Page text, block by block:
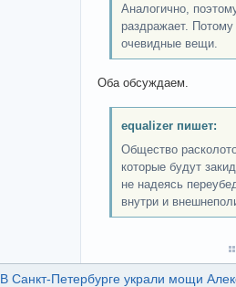
Аналогично,
раздражает.
очевидные вещи.
Оба обсуждаем.
equalizer пишет:
Общество
которые будут
не надеясь
внутри и
В Санкт-Петербурге украли мощи